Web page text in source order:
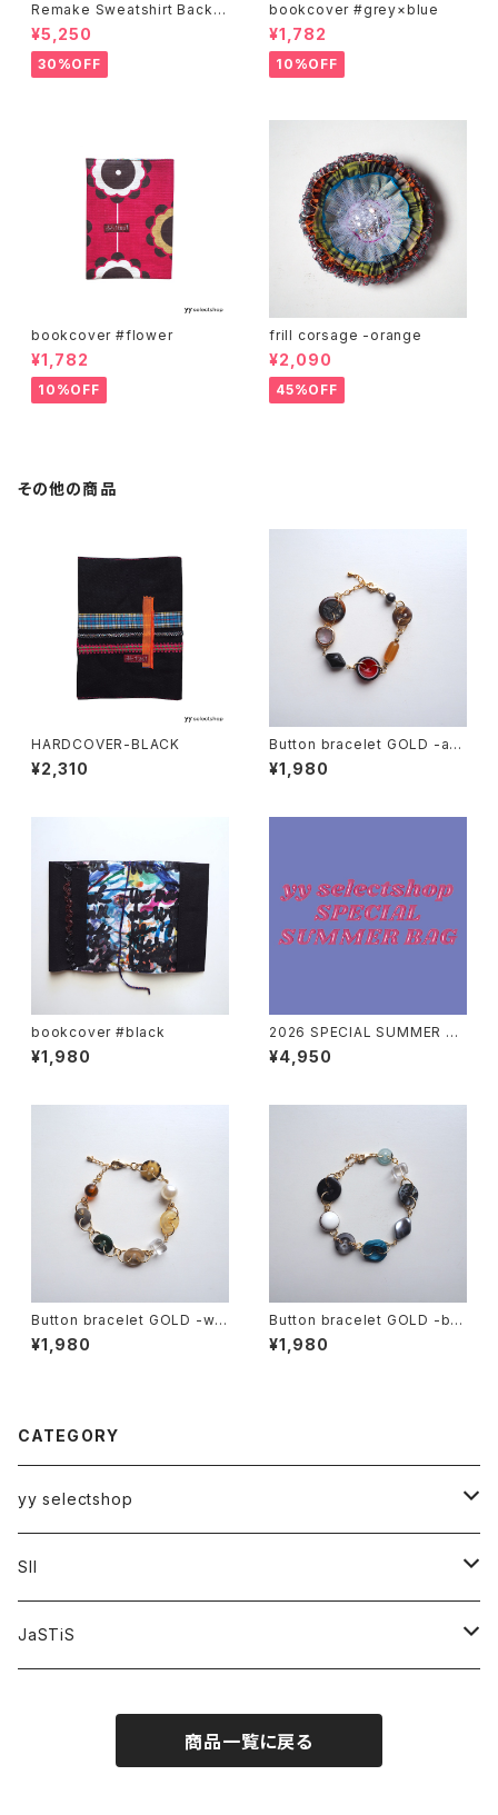
Remake Sweatshirt Backp
ack -purple-
¥5,250
30%OFF
bookcover #grey×blue
¥1,782
10%OFF
bookcover #flower
¥1,782
10%OFF
frill corsage -orange
¥2,090
45%OFF
その他の商品
HARDCOVER-BLACK
¥2,310
Button bracelet GOLD -am
ber c
¥1,980
bookcover #black
¥1,980
2026 SPECIAL SUMMER BA
G -PINK
¥4,950
Button bracelet GOLD -wis
e
¥1,980
Button bracelet GOLD -blu
e moon
¥1,980
CATEGORY
yy selectshop
PANTS
BAGS
SII
HATS
JaSTiS
YT original collection
商品一覧に戻る